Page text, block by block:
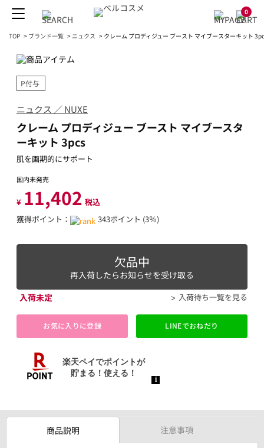
0
TOP > ブランド一覧 > ニュクス > クレーム プロディジュー ブースト マイブースターキット
P付与
ニュクス ／ NUXE
クレーム プロディジュー ブースト マイブースタ
ーキット 3pcs
肌を画期的にサポート
国内未発売
¥ 11,402 税込
獲得ポイント：
343ポイント (3％)
欠品中
再入荷したらお知らせを受け取る
入荷未定
入荷待ち一覧を見る
お気に入りに登録 LINEでおねだり
商品説明 注意事項